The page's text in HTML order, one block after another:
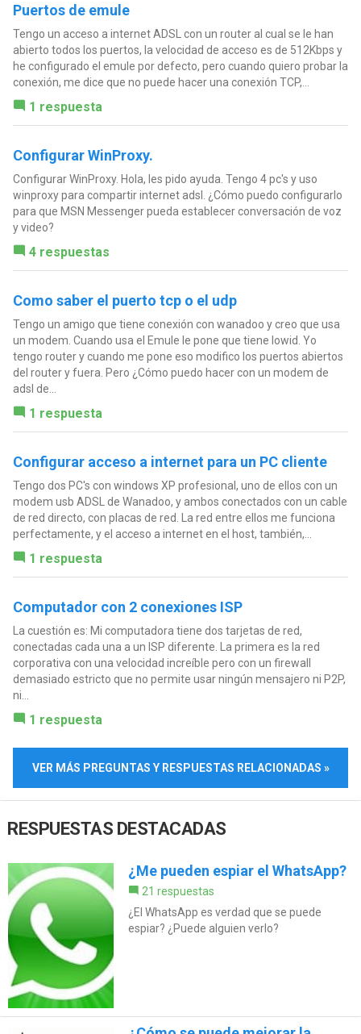
Puertos de emule
Tengo un acceso a internet ADSL con un router al cual se le han
abierto todos los puertos, la velocidad de acceso es de 512Kbps y
he configurado el emule por defecto, pero cuando quiero probar la
conexión, me dice que no puede hacer una conexión TCP,...
1 respuesta
Configurar WinProxy.
Configurar WinProxy. Hola, les pido ayuda. Tengo 4 pc's y uso
winproxy para compartir internet adsl. ¿Cómo puedo configurarlo
para que MSN Messenger pueda establecer conversación de voz
y video?
4 respuestas
Como saber el puerto tcp o el udp
Tengo un amigo que tiene conexión con wanadoo y creo que usa
un modem. Cuando usa el Emule le pone que tiene lowid. Yo
tengo router y cuando me pone eso modifico los puertos abiertos
del router y fuera. Pero ¿Cómo puedo hacer con un modem de
adsl de...
1 respuesta
Configurar acceso a internet para un PC cliente
Tengo dos PC's con windows XP profesional, uno de ellos con un
modem usb ADSL de Wanadoo, y ambos conectados con un cable
de red directo, con placas de red. La red entre ellos me funciona
perfectamente, y el acceso a internet en el host, también,...
1 respuesta
Computador con 2 conexiones ISP
La cuestión es: Mi computadora tiene dos tarjetas de red,
conectadas cada una a un ISP diferente. La primera es la red
corporativa con una velocidad increíble pero con un firewall
demasiado estricto que no permite usar ningún mensajero ni P2P,
ni...
1 respuesta
VER MÁS PREGUNTAS Y RESPUESTAS RELACIONADAS »
RESPUESTAS DESTACADAS
¿Me pueden espiar el WhatsApp?
21 respuestas
¿El WhatsApp es verdad que se puede
espiar? ¿Puede alguien verlo?